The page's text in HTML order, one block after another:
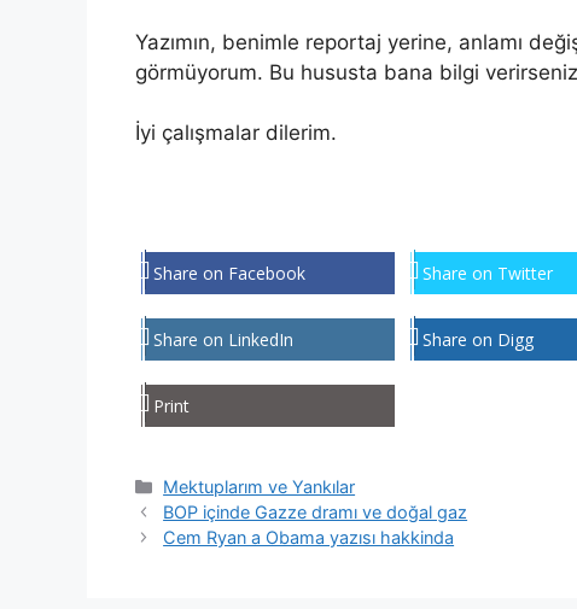
Yazımın, benimle reportaj yerine, anlamı
görmüyorum. Bu hususta bana bilgi
İyi çalışmalar dilerim.
Share on Facebook Share on Twitter
Share on LinkedIn Share on Digg
Print
Kategoriler
Mektuplarım ve Yankılar
BOP içinde Gazze dramı ve doğal gaz
Cem Ryan a Obama yazısı hakkinda